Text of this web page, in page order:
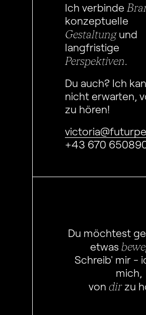
Ich verbinde
konzeptuelle
Gestaltungund
langfristige
Perspektiven.
Du auch? Ich
nicht erwarten,
zu hören!
+43 670
Du möchtest
etwas
Schreib' mir -
mich,
vondirzu